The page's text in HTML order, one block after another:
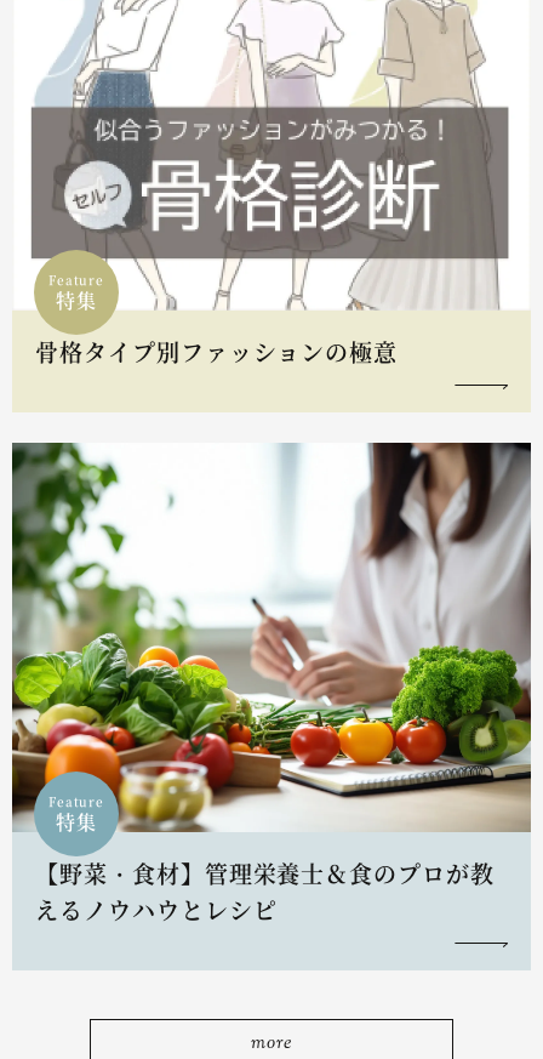
Feature
特集
骨格タイプ別ファッションの極意
Feature
特集
【野菜・食材】管理栄養士＆食のプロが教
えるノウハウとレシピ
more